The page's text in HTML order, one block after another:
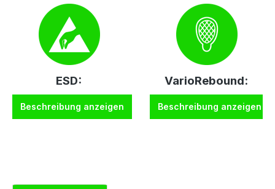
ESD:
Beschreibung anzeigen
VarioRebound:
Beschreibung anzeigen